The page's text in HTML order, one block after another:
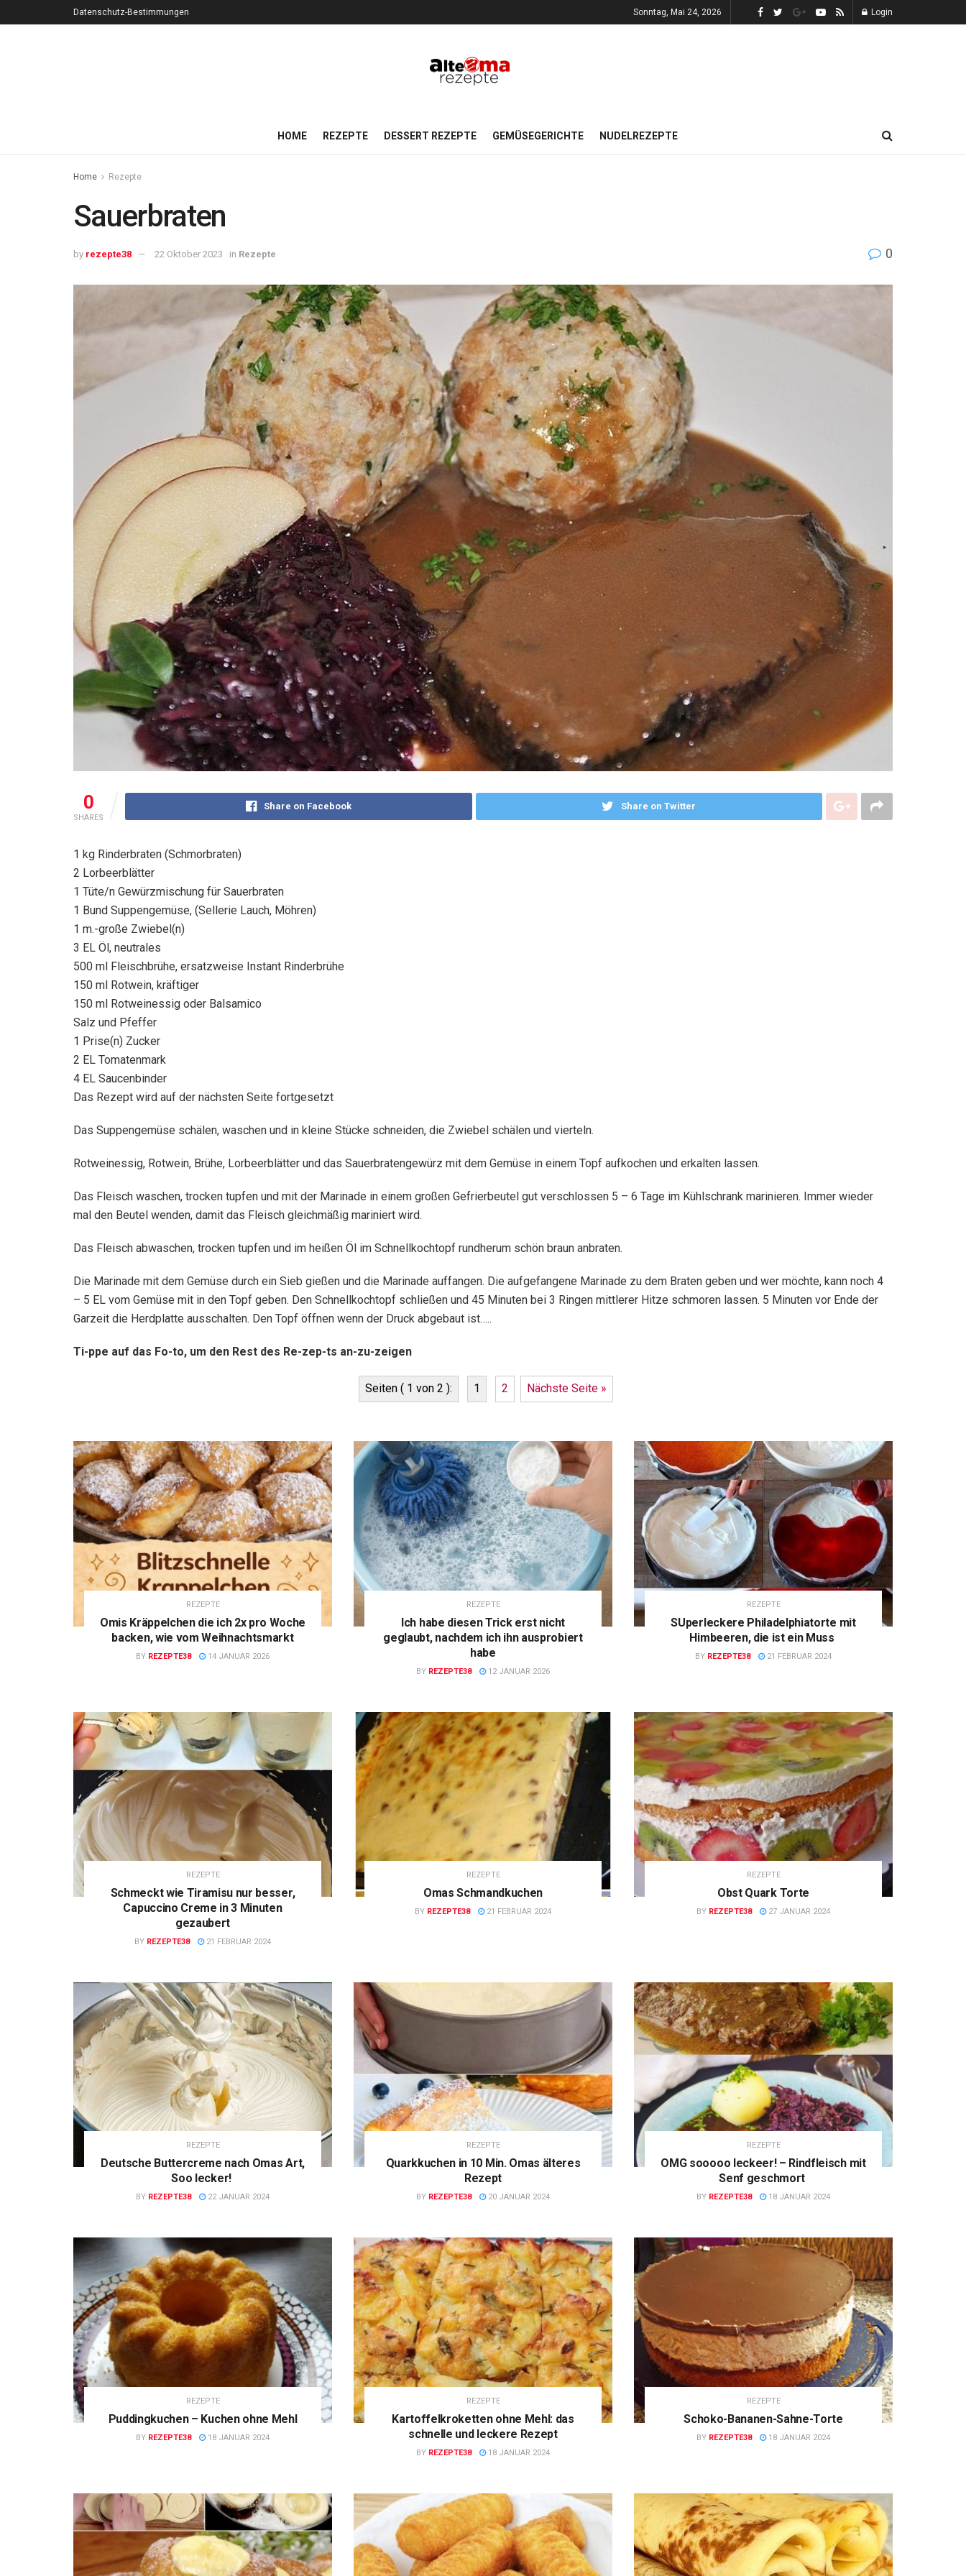
Datenschutz-Bestimmungen Sonntag, Mai 24, 2026 Login
HOME REZEPTE DESSERT REZEPTE GEMÜSEGERICHTE NUDELREZEPTE
Home Rezepte
Sauerbraten
by rezepte38 22 Oktober 2023 in Rezepte 0
0
SHARES
Share on Facebook Share on Twitter
1 kg Rinderbraten (Schmorbraten)
2 Lorbeerblätter
1 Tüte/n Gewürzmischung für Sauerbraten
1 Bund Suppengemüse, (Sellerie Lauch, Möhren)
1 m.-große Zwiebel(n)
3 EL Öl, neutrales
500 ml Fleischbrühe, ersatzweise Instant Rinderbrühe
150 ml Rotwein, kräftiger
150 ml Rotweinessig oder Balsamico
Salz und Pfeffer
1 Prise(n) Zucker
2 EL Tomatenmark
4 EL Saucenbinder
Das Rezept wird auf der nächsten Seite fortgesetzt
Das Suppengemüse schälen, waschen und in kleine Stücke schneiden, die Zwiebel schälen und vierteln.
Rotweinessig, Rotwein, Brühe, Lorbeerblätter und das Sauerbratengewürz mit dem Gemüse in einem Topf aufkochen und erkalten lassen.
Das Fleisch waschen, trocken tupfen und mit der Marinade in einem großen Gefrierbeutel gut verschlossen 5 – 6 Tage im Kühlschrank marinieren. Immer wieder
mal den Beutel wenden, damit das Fleisch gleichmäßig mariniert wird.
Das Fleisch abwaschen, trocken tupfen und im heißen Öl im Schnellkochtopf rundherum schön braun anbraten.
Die Marinade mit dem Gemüse durch ein Sieb gießen und die Marinade auffangen. Die aufgefangene Marinade zu dem Braten geben und wer möchte, kann noch 4
– 5 EL vom Gemüse mit in den Topf geben. Den Schnellkochtopf schließen und 45 Minuten bei 3 Ringen mittlerer Hitze schmoren lassen. 5 Minuten vor Ende der
Garzeit die Herdplatte ausschalten. Den Topf öffnen wenn der Druck abgebaut ist…..
Ti-ppe auf das Fo-to, um den Rest des Re-zep-ts an-zu-zeigen
Seiten ( 1 von 2 ): 1 2 Nächste Seite »
REZEPTE
Omis Kräppelchen die ich 2x pro Woche
backen, wie vom Weihnachtsmarkt
BY REZEPTE38 14 JANUAR 2026
REZEPTE
Ich habe diesen Trick erst nicht
geglaubt, nachdem ich ihn ausprobiert
habe
BY REZEPTE38 12 JANUAR 2026
REZEPTE
SUperleckere Philadelphiatorte mit
Himbeeren, die ist ein Muss
BY REZEPTE38 21 FEBRUAR 2024
REZEPTE
Schmeckt wie Tiramisu nur besser,
Capuccino Creme in 3 Minuten
gezaubert
BY REZEPTE38 21 FEBRUAR 2024
REZEPTE
Omas Schmandkuchen
BY REZEPTE38 21 FEBRUAR 2024
REZEPTE
Obst Quark Torte
BY REZEPTE38 27 JANUAR 2024
REZEPTE
Deutsche Buttercreme nach Omas Art,
Soo lecker!
BY REZEPTE38 22 JANUAR 2024
REZEPTE
Quarkkuchen in 10 Min. Omas älteres
Rezept
BY REZEPTE38 20 JANUAR 2024
REZEPTE
OMG sooooo leckeer! – Rindfleisch mit
Senf geschmort
BY REZEPTE38 18 JANUAR 2024
REZEPTE
Puddingkuchen – Kuchen ohne Mehl
BY REZEPTE38 18 JANUAR 2024
REZEPTE
Kartoffelkroketten ohne Mehl: das
schnelle und leckere Rezept
BY REZEPTE38 18 JANUAR 2024
REZEPTE
Schoko-Bananen-Sahne-Torte
BY REZEPTE38 18 JANUAR 2024